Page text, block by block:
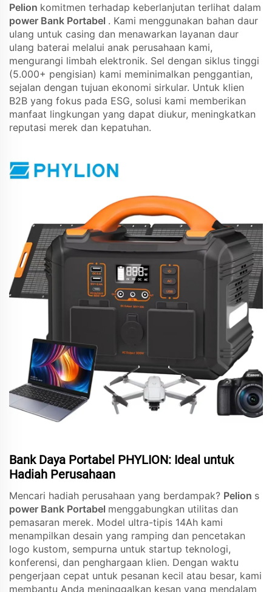
Pelion komitmen terhadap keberlanjutan terlihat dalam
power Bank Portabel . Kami menggunakan bahan daur
ulang untuk casing dan menawarkan layanan daur
ulang baterai melalui anak perusahaan kami,
mengurangi limbah elektronik. Sel dengan siklus tinggi
(5.000+ pengisian) kami meminimalkan penggantian,
sejalan dengan tujuan ekonomi sirkular. Untuk klien
B2B yang fokus pada ESG, solusi kami memberikan
manfaat lingkungan yang dapat diukur, meningkatkan
reputasi merek dan kepatuhan.
Bank Daya Portabel PHYLION: Ideal untuk
Hadiah Perusahaan
Mencari hadiah perusahaan yang berdampak? Pelion s
power Bank Portabel menggabungkan utilitas dan
pemasaran merek. Model ultra-tipis 14Ah kami
menampilkan desain yang ramping dan pencetakan
logo kustom, sempurna untuk startup teknologi,
konferensi, dan penghargaan klien. Dengan waktu
pengerjaan cepat untuk pesanan kecil atau besar, kami
membantu Anda meninggalkan kesan yang mendalam